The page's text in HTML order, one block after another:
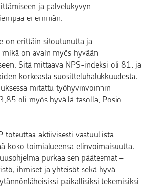
ja palvelukyvyn
enemmän.
on erittäin sitoutunutta ja
on avain myös hyvään
Sitä mittaava NPS-indeksi oli 81, ja
korkeasta suositteluhalukkuudesta.
mitattu työhyvinvoinnin
oli myös hyvällä tasolla, Posio
toteuttaa aktiivisesti vastuullista
koko toimialueensa elinvoimaisuutta.
purkaa sen pääteemat –
ihmiset ja yhteisöt sekä hyvä
paikallisiksi tekemisiksi